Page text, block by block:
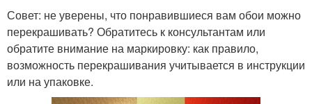
Совет: не уверены, что понравившиеся вам обои можно
перекрашивать? Обратитесь к консультантам или
обратите внимание на маркировку: как правило,
возможность перекрашивания учитывается в инструкции
или на упаковке.